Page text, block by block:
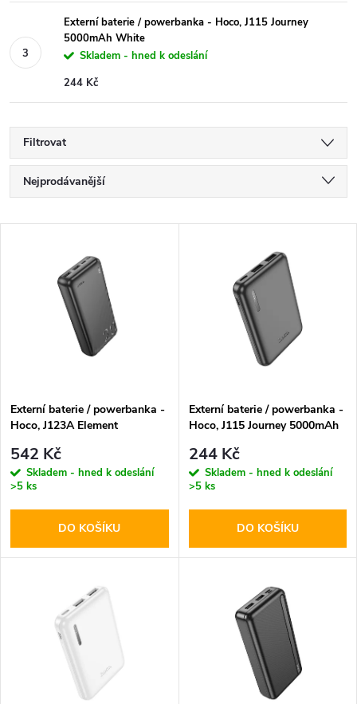
Externí baterie / powerbanka - Hoco, J115 Journey
5000mAh White
Skladem - hned k odeslání
244 Kč
Filtrovat
Ř
a
p
r
o
d
Nejprodávanější
Abecedně
s
p
r
o
d
Externí baterie / powerbanka -
Hoco, J123A Element
542 Kč
Skladem - hned k odeslání
>5 ks
DO KOŠÍKU
Externí baterie / powerbanka -
Hoco, J115 Journey 5000mAh
244 Kč
Skladem - hned k odeslání
>5 ks
DO KOŠÍKU